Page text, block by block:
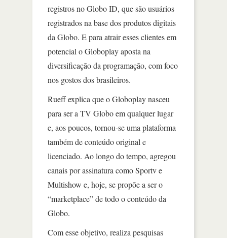
registros no Globo ID, que são usuários
registrados na base dos produtos digitais
da Globo. E para atrair esses clientes em
potencial o Globoplay aposta na
diversificação da programação, com foco
nos gostos dos brasileiros.
Rueff explica que o Globoplay nasceu
para ser a TV Globo em qualquer lugar
e, aos poucos, tornou-se uma plataforma
também de conteúdo original e
licenciado. Ao longo do tempo, agregou
canais por assinatura como Sportv e
Multishow e, hoje, se propõe a ser o
“marketplace” de todo o conteúdo da
Globo.
Com esse objetivo, realiza pesquisas